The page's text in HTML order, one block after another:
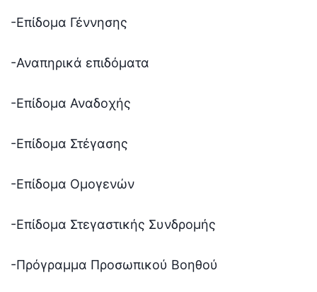
-Επίδομα Γέννησης
-Αναπηρικά επιδόματα
-Επίδομα Αναδοχής
-Επίδομα Στέγασης
-Επίδομα Ομογενών
-Επίδομα Στεγαστικής Συνδρομής
-Πρόγραμμα Προσωπικού Βοηθού